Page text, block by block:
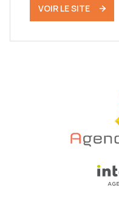
VOIR LE SITE